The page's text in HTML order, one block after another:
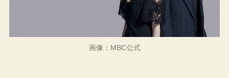
画像：MBC公式